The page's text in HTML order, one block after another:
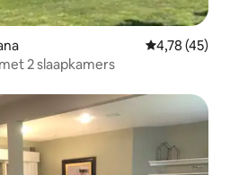
Gemiddelde
4,78 (45)
2 slaapkamers